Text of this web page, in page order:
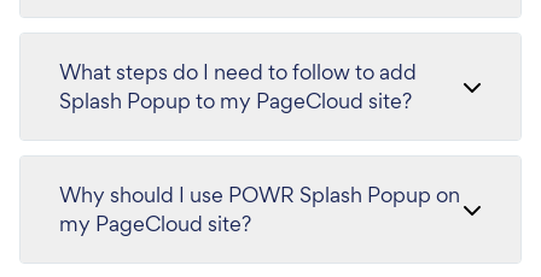
What steps do I need to follow to add
Splash Popup to my PageCloud site?
Why should I use POWR Splash Popup on
my PageCloud site?